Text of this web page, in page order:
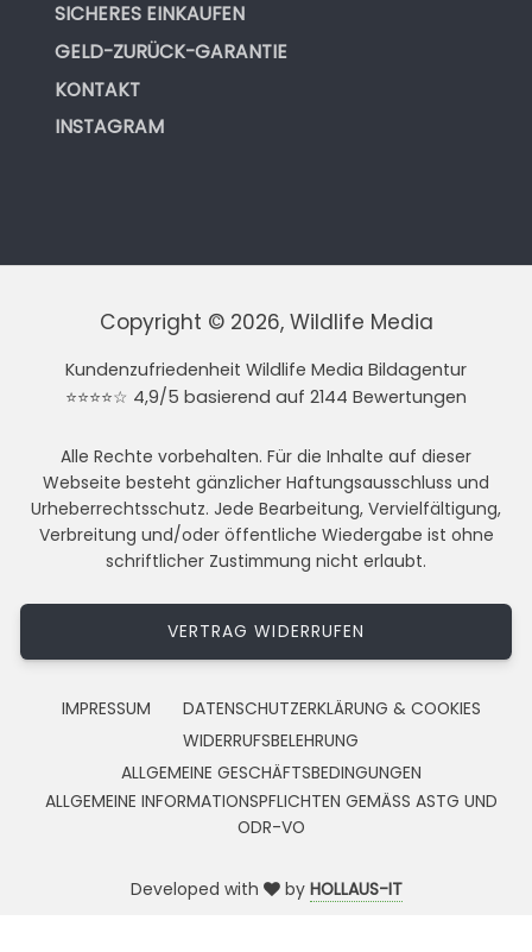
SICHERES EINKAUFEN
GELD-ZURÜCK-GARANTIE
KONTAKT
INSTAGRAM
Copyright © 2026, Wildlife Media
Kundenzufriedenheit Wildlife Media Bildagentur
⭐⭐⭐⭐☆ 4,9/5 basierend auf 2144 Bewertungen
Alle Rechte vorbehalten. Für die Inhalte auf dieser
Webseite besteht gänzlicher Haftungsausschluss und
Urheberrechtsschutz. Jede Bearbeitung, Vervielfältigung,
Verbreitung und/oder öffentliche Wiedergabe ist ohne
schriftlicher Zustimmung nicht erlaubt.
VERTRAG WIDERRUFEN
IMPRESSUM
DATENSCHUTZERKLÄRUNG & COOKIES
WIDERRUFSBELEHRUNG
ALLGEMEINE GESCHÄFTSBEDINGUNGEN
ALLGEMEINE INFORMATIONSPFLICHTEN GEMÄSS ASTG UND
ODR-VO
Developed with by HOLLAUS-IT